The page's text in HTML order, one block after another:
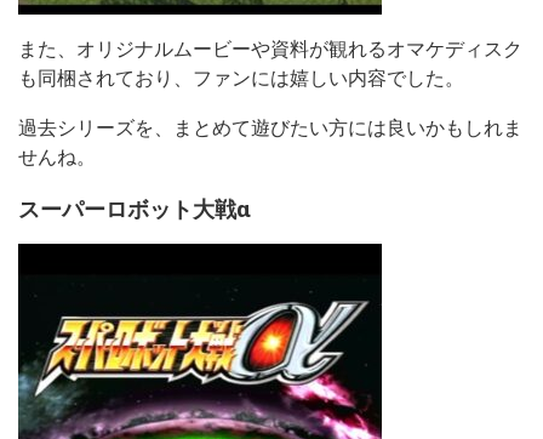
また、オリジナルムービーや資料が観れるオマケディスク
も同梱されており、ファンには嬉しい内容でした。
過去シリーズを、まとめて遊びたい方には良いかもしれま
せんね。
スーパーロボット大戦α